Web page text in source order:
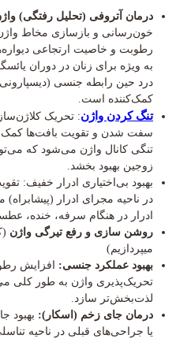
درمان آتروفی (تحلیل رفتگی)
خون‌رسانی و بازسازی مخاط
رطوبت و خاصیت ارتجاعی
به ویژه برای زنان در دوران
درد حین رابطه جنسی
کمک‌کننده است.
تنگ کردن واژن: تحریک
سفت شدن و تقویت بافت‌ها کمک
تنگی کانال واژن می‌شود که
زوجین بهبود بخشد.
بهبود بی‌اختیاری ادرار خفیف:
در ناحیه مجرای ادرار
ادرار در هنگام سرفه، خنده،
روشن سازی و رفع تیرگی واژن
میپردازیم)
بهبود عملکرد جنسی: افزایش
تحریک‌پذیری واژن به طور کلی
لذت‌بخش‌تر سازد.
درمان جای زخم (اسکار): بهبود
یا جراحی‌های قبلی در ناحیه